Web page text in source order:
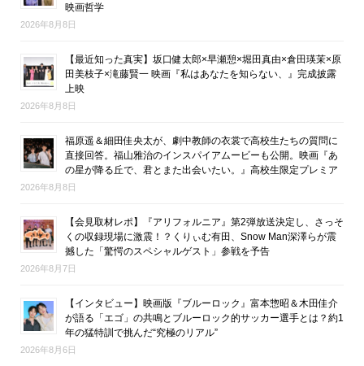
映画哲学
2026年8月8日
【最近知った真実】坂口健太郎×早瀬憩×堀田真由×倉田瑛茉×原
田美枝子×滝藤賢一 映画『私はあなたを知らない、』完成披露
上映
2026年8月8日
福原遥＆細田佳央太が、劇中教師の衣裳で高校生たちの質問に
直接回答。福山雅治のインスパイアムービーも公開。映画『あ
の星が降る丘で、君とまた出会いたい。』高校生限定プレミア
2026年8月8日
【会見取材レポ】『アリフォルニア』第2弾放送決定し、さっそ
くの収録現場に激震！？くりぃむ有田、Snow Man深澤らが震
撼した「驚愕のスペシャルゲスト」参戦を予告
2026年8月7日
【インタビュー】映画版『ブルーロック』富本惣昭＆木田佳介
が語る「エゴ」の共鳴とブルーロック的サッカー選手とは？約1
年の猛特訓で挑んだ“究極のリアル”
2026年8月6日